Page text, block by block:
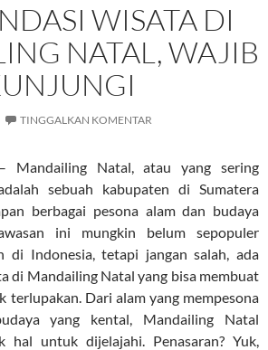
WISATA DI
NATAL, WAJIB
TINGGALKAN KOMENTAR
Mandailing Natal, atau yang sering
sebuah kabupaten di Sumatera
berbagai pesona alam dan budaya
ini mungkin belum sepopuler
di Indonesia, tetapi jangan salah, ada
di Mandailing Natal yang bisa membuat
terlupakan. Dari alam yang mempesona
yang kental, Mandailing Natal
hal untuk dijelajahi. Penasaran? Yuk,